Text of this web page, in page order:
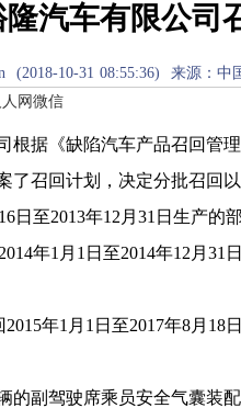
隆汽车有限公司
(2018-10-31 08:55:36) 来
人网微信
据《缺陷汽车产品召回管
了召回计划，决定分批召回
至2013年12月31日生产的
年1月1日至2014年12月31
年1月1日至2017年8月18
副驾驶席乘员安全气囊装